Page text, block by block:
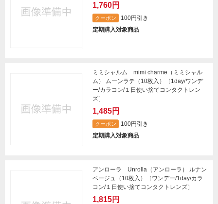
1,760円
クーポン
100円引き
定期購入対象商品
ミミシャルム mimi charme（ミミシャル
ム） ムーンラテ（10枚入）［1day/ワンデ
ー/カラコン/１日使い捨てコンタクトレン
ズ］
1,485円
クーポン
100円引き
定期購入対象商品
アンローラ Unrolla（アンローラ） ルナン
ベージュ（10枚入）［ワンデー/1day/カラ
コン/１日使い捨てコンタクトレンズ］
1,815円